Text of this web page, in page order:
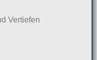
Vertiefen